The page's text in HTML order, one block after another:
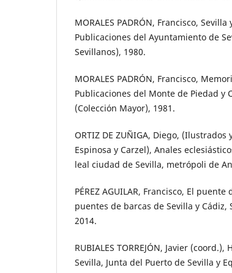
MORALES PADRÓN, Francisco,
Publicaciones del Ayuntamiento de
Sevillanos), 1980.
MORALES PADRÓN, Francisco,
Publicaciones del Monte de Piedad y
(Colección Mayor), 1981.
ORTIZ DE ZUÑIGA, Diego,
Espinosa y Carzel), Anales
leal ciudad de Sevilla, metrópoli de
PÉREZ AGUILAR, Francisco, El
puentes de barcas de Sevilla y Cádiz,
2014.
RUBIALES TORREJÓN, Javier
Sevilla, Junta del Puerto de Sevilla y